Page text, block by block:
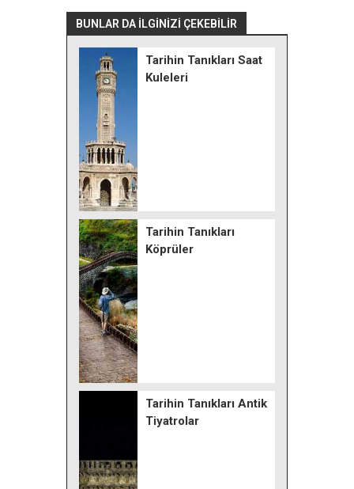
BUNLAR DA İLGİNİZİ ÇEKEBİLİR
Tarihin Tanıkları Saat
Kuleleri
Tarihin Tanıkları
Köprüler
Tarihin Tanıkları Antik
Tiyatrolar